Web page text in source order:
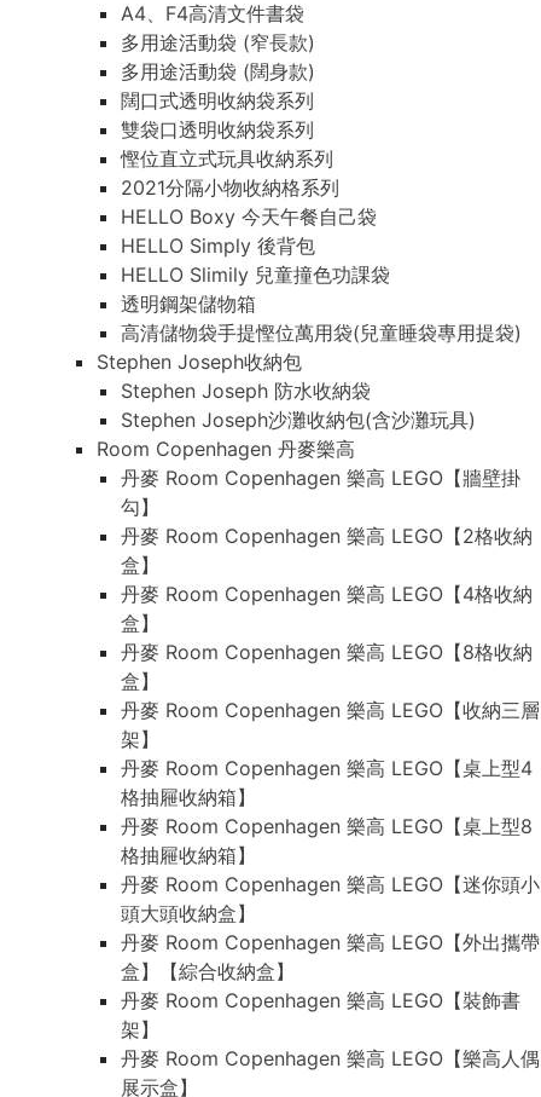
A4、F4高清文件書袋
多用途活動袋 (窄長款)
多用途活動袋 (闊身款)
闊口式透明收納袋系列
雙袋口透明收納袋系列
慳位直立式玩具收納系列
2021分隔小物收納格系列
HELLO Boxy 今天午餐自己袋
HELLO Simply 後背包
HELLO Slimily 兒童撞色功課袋
透明鋼架儲物箱
高清儲物袋手提慳位萬用袋(兒童睡袋專用提袋)
Stephen Joseph收納包
Stephen Joseph 防水收納袋
Stephen Joseph沙灘收納包(含沙灘玩具)
Room Copenhagen 丹麥樂高
丹麥 Room Copenhagen 樂高 LEGO【牆壁掛
勾】
丹麥 Room Copenhagen 樂高 LEGO【2格收納
盒】
丹麥 Room Copenhagen 樂高 LEGO【4格收納
盒】
丹麥 Room Copenhagen 樂高 LEGO【8格收納
盒】
丹麥 Room Copenhagen 樂高 LEGO【收納三層
架】
丹麥 Room Copenhagen 樂高 LEGO【桌上型4
格抽屜收納箱】
丹麥 Room Copenhagen 樂高 LEGO【桌上型8
格抽屜收納箱】
丹麥 Room Copenhagen 樂高 LEGO【迷你頭小
頭大頭收納盒】
丹麥 Room Copenhagen 樂高 LEGO【外出攜帶
盒】【綜合收納盒】
丹麥 Room Copenhagen 樂高 LEGO【裝飾書
架】
丹麥 Room Copenhagen 樂高 LEGO【樂高人偶
展示盒】